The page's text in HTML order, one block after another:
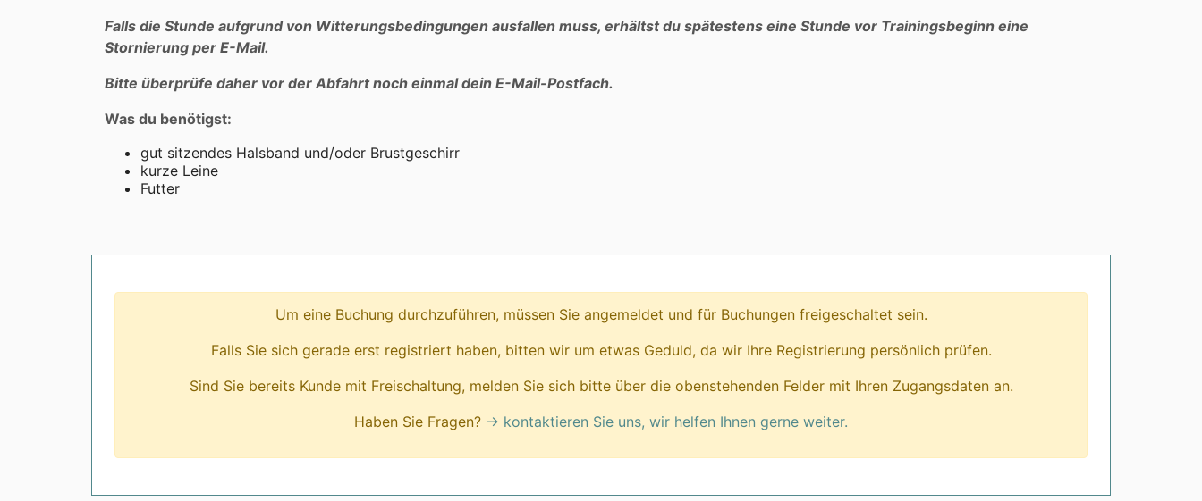
Falls die Stunde aufgrund von Witterungsbedingungen ausfallen muss, erhältst du spätestens eine Stunde vor Trainingsbeginn eine
Stornierung per E-Mail.
Bitte überprüfe daher vor der Abfahrt noch einmal dein E-Mail-Postfach.
Was du benötigst:
gut sitzendes Halsband und/oder Brustgeschirr
kurze Leine
Futter
Um eine Buchung durchzuführen, müssen Sie angemeldet und für Buchungen freigeschaltet sein.
Falls Sie sich gerade erst registriert haben, bitten wir um etwas Geduld, da wir Ihre Registrierung persönlich prüfen.
Sind Sie bereits Kunde mit Freischaltung, melden Sie sich bitte über die obenstehenden Felder mit Ihren Zugangsdaten an.
Haben Sie Fragen? → kontaktieren Sie uns, wir helfen Ihnen gerne weiter.